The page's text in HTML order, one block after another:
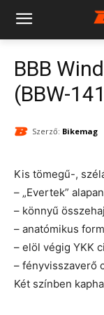
BBB
(BBW-
Szerző: Bikemag
Kis tömegű-,
– „Evertek”
– könnyű
– anatómikus
– elöl végig YKK
– fényvisszaverő
Két színben